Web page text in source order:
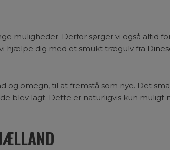
muligheder. Derfor sørger vi også altid
hjælpe dig med et smukt trægulv fra
og omegn, til at fremstå som nye. Det
blev lagt. Dette er naturligvis kun muligt